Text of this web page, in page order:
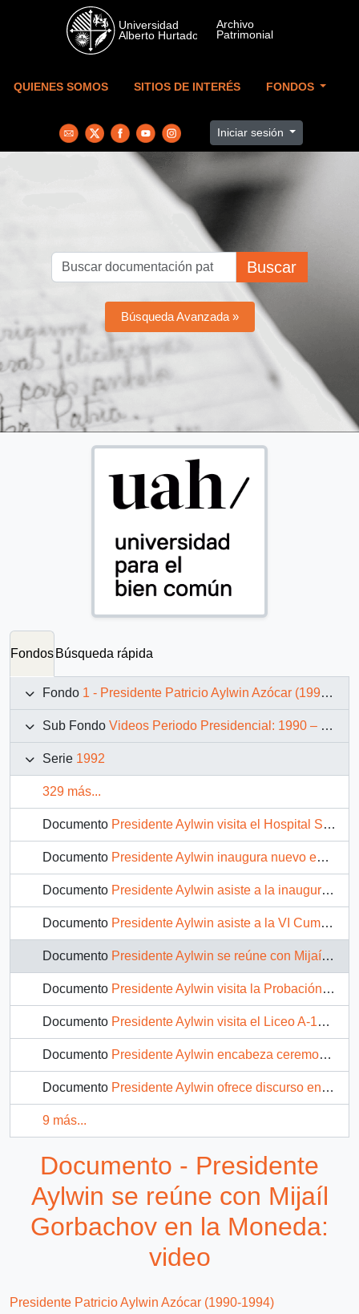
Skip to main content
QUIENES SOMOS SITIOS DE INTERÉS FONDOS
Iniciar sesión
Buscar
Búsqueda Avanzada »
Fondos Búsqueda rápida
Fondo 1 - Presidente Patricio Aylwin Azócar (1990-1994)
Sub Fondo Videos Periodo Presidencial: 1990 – 1994
Serie 1992
329 más...
Documento Presidente Aylwin visita el Hospital San Martín de de Quillota: video
Documento Presidente Aylwin inaugura nuevo edificio del Liceo A-12 Santiago Escuti Orrego en Quillota: video
Documento Presidente Aylwin asiste a la inauguración de la XXIII Reunión de Ministros de los países miembros de la Organización Latinoamericana de Energía "OLADE": video
Documento Presidente Aylwin asiste a la VI Cumbre Presidencial del Grupo de Río Buenos Aires 1 y 2 de diciembre de 1992, es recibido junto a otros mandatarios por el Presidente Menem: video
Documento Presidente Aylwin se reúne con Mijaíl Gorbachov en la Moneda: video
Documento Presidente Aylwin visita la Probación San Miguel : video
Documento Presidente Aylwin visita el Liceo A-101: video
Documento Presidente Aylwin encabeza ceremonia de entrega de la Condecoración Presidente de la República a Generales del Ejército que fueron ascendidos: video
Documento Presidente Aylwin ofrece discurso en el Congreso Programático del Partido Socialista en La Serena: video
9 más...
Documento - Presidente
Aylwin se reúne con Mijaíl
Gorbachov en la Moneda:
video
Presidente Patricio Aylwin Azócar (1990-1994)